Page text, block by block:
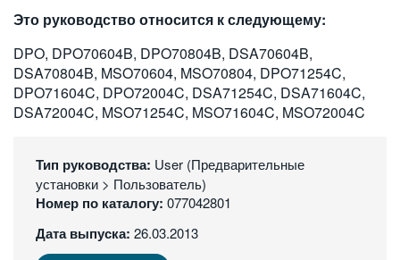
简体中文
日本語
한국어
繁體中文
Это руководство относится к следующему:
DPO, DPO70604B, DPO70804B, DSA70604B,
DSA70804B, MSO70604, MSO70804, DPO71254C,
DPO71604C, DPO72004C, DSA71254C, DSA71604C,
DSA72004C, MSO71254C, MSO71604C, MSO72004C
Тип руководства: User (Предварительные
установки > Пользователь)
Номер по каталогу: 077042801
Дата выпуска: 26.03.2013